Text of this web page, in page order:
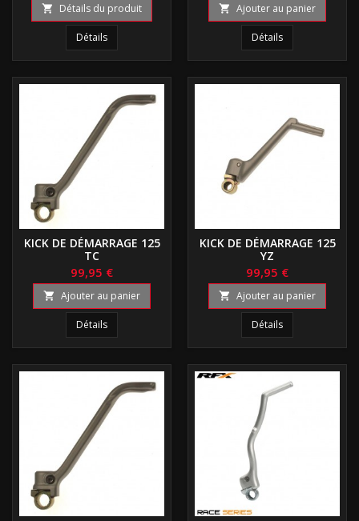
 Détails du produit
Détails
 Ajouter au panier
Détails
KICK DE DÉMARRAGE 125
TC
99,95 €
 Ajouter au panier
Détails
KICK DE DÉMARRAGE 125
YZ
99,95 €
 Ajouter au panier
Détails